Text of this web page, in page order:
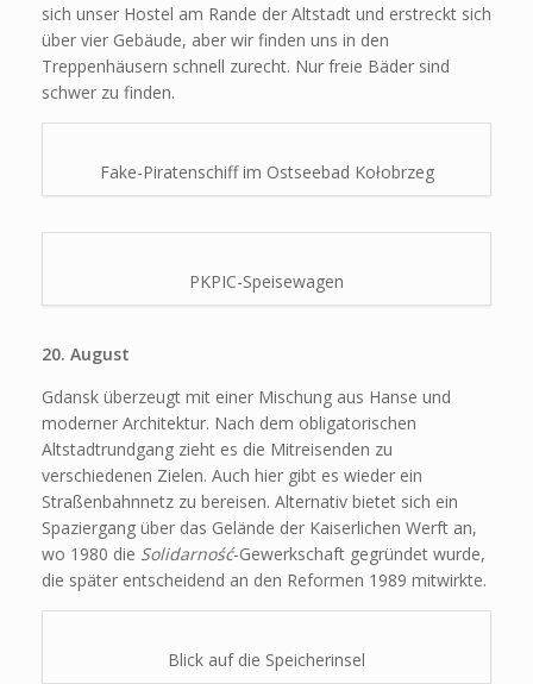
sich unser Hostel am Rande der Altstadt und erstreckt sich
über vier Gebäude, aber wir finden uns in den
Treppenhäusern schnell zurecht. Nur freie Bäder sind
schwer zu finden.
Fake-Piratenschiff im Ostseebad Kołobrzeg
PKPIC-Speisewagen
20. August
Gdansk überzeugt mit einer Mischung aus Hanse und
moderner Architektur. Nach dem obligatorischen
Altstadtrundgang zieht es die Mitreisenden zu
verschiedenen Zielen. Auch hier gibt es wieder ein
Straßenbahnnetz zu bereisen. Alternativ bietet sich ein
Spaziergang über das Gelände der Kaiserlichen Werft an,
wo 1980 die Solidarność-Gewerkschaft gegründet wurde,
die später entscheidend an den Reformen 1989 mitwirkte.
Blick auf die Speicherinsel